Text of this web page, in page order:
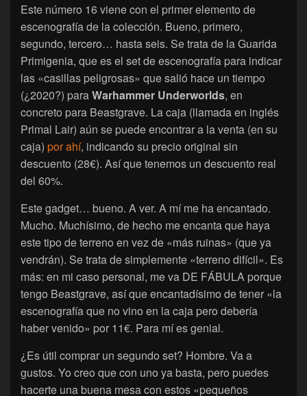
Este número 16 viene con el primer elemento de
escenografía de la colección. Bueno, primero,
segundo, tercero… hasta seis. Se trata de la Guarida
Primigenia, que es el set de escenografía para indicar
las «casillas peligrosas» que salió hace un tiempo
(¿2020?) paraWarhammer Underworlds, en
concreto para Beastgrave. La caja (llamada en inglés
Primal Lair) aún se puede encontrar a la venta (en su
caja) por ahí, indicando su precio original sin
descuento (28€). Así que tenemos un descuento real
del 60%.
Este gadget… bueno. A ver. A mí me ha encantado.
Mucho. Muchísimo, de hecho me encanta que haya
este tipo de terreno en vez de «más ruinas» (que ya
vendrán). Se trata de simplemente «terreno difícil». Es
más: en mi caso personal, me va DE FÁBULA porque
tengo Beastgrave, así que encantadísimo de tener «la
escenografía que no vino en la caja pero debería
haber venido» por 11€. Para mí es genial.
¿Es útil comprar un segundo set? Hombre. Va a
gustos. Yo creo que con uno ya basta, pero puedes
hacerte una buena mesa con estos «pequeños